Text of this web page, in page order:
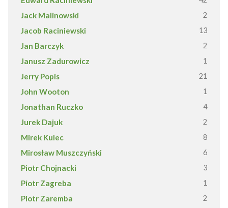
Jack Malinowski 2
Jacob Raciniewski 13
Jan Barczyk 2
Janusz Zadurowicz 1
Jerry Popis 21
John Wooton 1
Jonathan Ruczko 4
Jurek Dajuk 2
Mirek Kulec 8
Mirosław Muszczyński 6
Piotr Chojnacki 3
Piotr Zagreba 1
Piotr Zaremba 2